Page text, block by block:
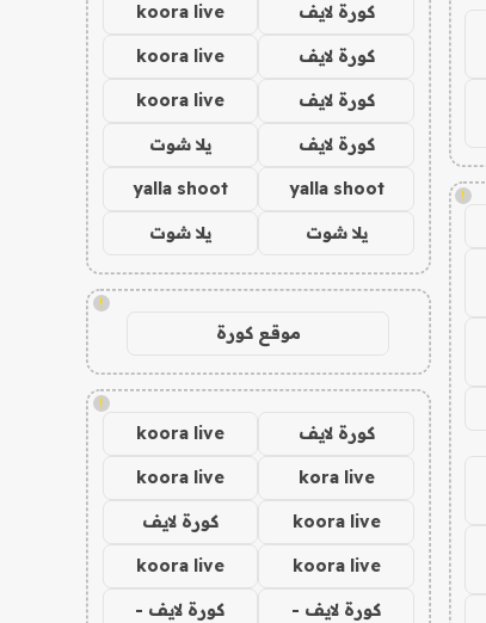
!
كورة لايف koora live
كورة لايف koora live
كورة لايف koora live
كورة لايف يلا شوت
yalla shoot
yalla shoot
يلا شوت يلا شوت
!
موقع كورة
!
كورة لايف koora live
kora live
koora live
koora live كورة لايف
koora live
koora live
كورة لايف -
كورة لايف -